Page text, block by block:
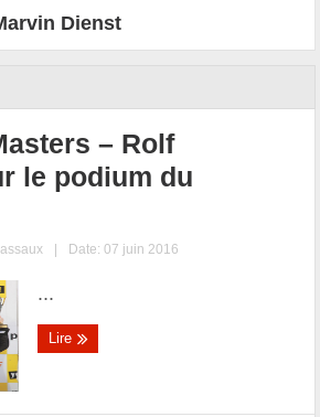
Dienst
– Rolf
le podium du
| Date: 07 juin 2016
...
Lire